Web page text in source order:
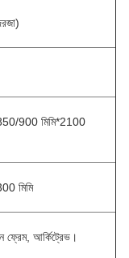
900 মিমি*2100
মিমি
ফ্রেম, আর্কিট্রেভ।